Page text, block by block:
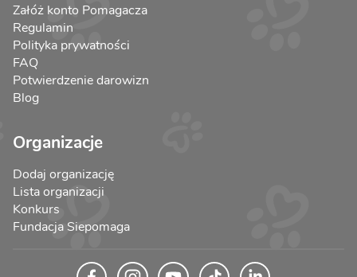
Załóż konto Pomagacza
Regulamin
Polityka prywatności
FAQ
Potwierdzenie darowizn
Blog
Organizacje
Dodaj organizację
Lista organizacji
Konkurs
Fundacja Siepomaga